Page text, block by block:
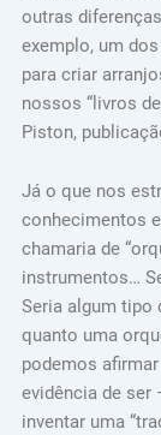
outras
exemplo, um
para criar
nossos “livros
Piston,
Já o que nos
conhecimentos
chamaria de
instrumentos…
Seria algum tipo
quanto uma
podemos
evidência de ser
inventar uma